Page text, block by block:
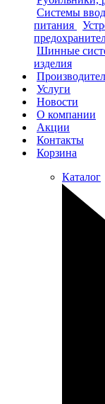
Системы
питания
Шинные
изделия
Услуги
Новости
О компании
Акции
Контакты
Корзина
Каталог